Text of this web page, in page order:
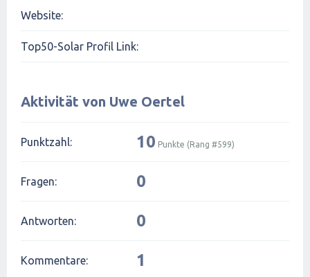
Website:
Top50-Solar Profil Link:
Aktivität von Uwe Oertel
Punktzahl: 10 Punkte (Rang #599)
Fragen: 0
Antworten: 0
Kommentare: 1